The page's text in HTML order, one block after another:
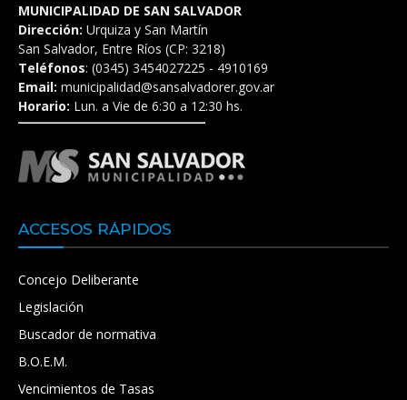
MUNICIPALIDAD DE SAN SALVADOR
Dirección: Urquiza y San Martín
San Salvador, Entre Ríos (CP: 3218)
Teléfonos: (0345) 3454027225 - 4910169
Email: municipalidad@sansalvadorer.gov.ar
Horario: Lun. a Vie de 6:30 a 12:30 hs.
ACCESOS RÁPIDOS
Concejo Deliberante
Legislación
Buscador de normativa
B.O.E.M.
Vencimientos de Tasas